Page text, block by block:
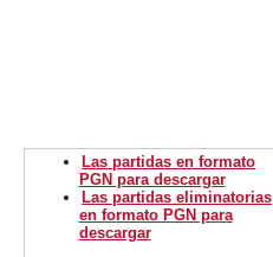
Las partidas en formato
PGN para descargar
Las partidas eliminatorias
en formato PGN para
descargar